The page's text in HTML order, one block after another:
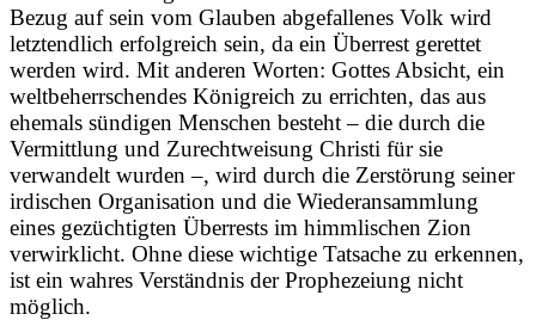
Bezug auf sein vom Glauben abgefallenes Volk wird
letztendlich erfolgreich sein, da ein Überrest gerettet
werden wird. Mit anderen Worten: Gottes Absicht, ein
weltbeherrschendes Königreich zu errichten, das aus
ehemals sündigen Menschen besteht – die durch die
Vermittlung und Zurechtweisung Christi für sie
verwandelt wurden –, wird durch die Zerstörung seiner
irdischen Organisation und die Wiederansammlung
eines gezüchtigten Überrests im himmlischen Zion
verwirklicht. Ohne diese wichtige Tatsache zu erkennen,
ist ein wahres Verständnis der Prophezeiung nicht
möglich.